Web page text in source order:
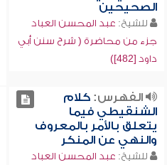
الصحيحين
للشيخ: عبد المحسن العباد
جزء من محاضرة ( شرح سنن أبي
داود [482])
الفهرس:كلام
الشنقيطي فيما
يتعلق بالأمر بالمعروف
والنهي عن المنكر
للشيخ: عبد المحسن العباد